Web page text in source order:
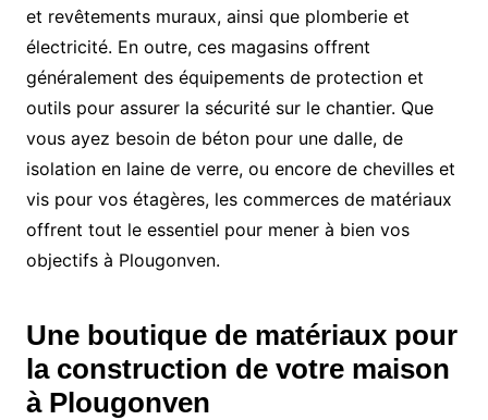
et revêtements muraux, ainsi que plomberie et
électricité. En outre, ces magasins offrent
généralement des équipements de protection et
outils pour assurer la sécurité sur le chantier. Que
vous ayez besoin de béton pour une dalle, de
isolation en laine de verre, ou encore de chevilles et
vis pour vos étagères, les commerces de matériaux
offrent tout le essentiel pour mener à bien vos
objectifs à Plougonven.
Une boutique de matériaux pour
la construction de votre maison
à Plougonven